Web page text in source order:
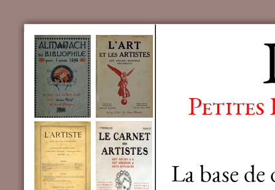
Petites
La base